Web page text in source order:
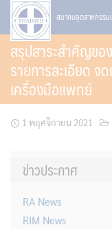
Skip
content
สมาคมอุตสาหกรรม
สรุปสาระสำคัญข
รายการละเอียด จ
เครื่องมือแพทย์
1 พฤศจิกายน 2021
ข่าวประกาศ
RA News
RIM News